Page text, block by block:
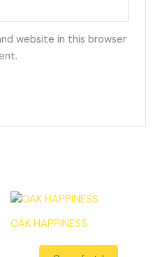
website in this browser
OAK HAPPINESS